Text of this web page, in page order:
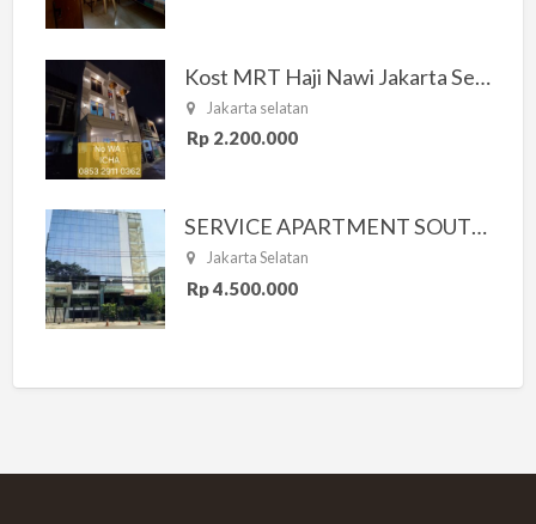
Kost MRT Haji Nawi Jakarta Selatan
Jakarta selatan
Rp 2.200.000
SERVICE APARTMENT SOUTH RESIDENCE
Jakarta Selatan
Rp 4.500.000